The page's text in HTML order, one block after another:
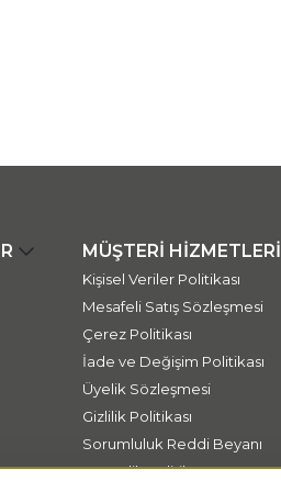
MÜŞTERİ HİZMETLERİ
Kişisel Veriler Politikası
Mesafeli Satış Sözleşmesi
Çerez Politikası
İade ve Değişim Politikası
Üyelik Sözleşmesi
Gizlilik Politikası
Sorumluluk Reddi Beyanı
Güvenlik Politikası